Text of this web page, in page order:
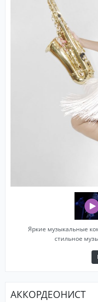
Яркие музыкальные
стильное
АККОРДЕОНИСТ